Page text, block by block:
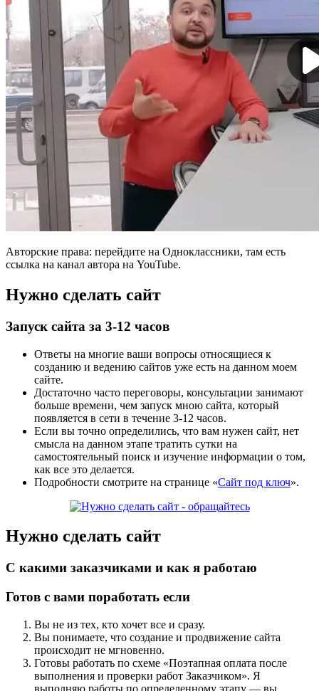
Авторские права: перейдите на Одноклассники, там есть
ссылка на канал автора на YouTube.
Нужно сделать сайт
Запуск сайта за 3-12 часов
Ответы на многие ваши вопросы относящиеся к
созданию и ведению сайтов уже есть на данном моем
сайте.
Достаточно часто переговоры, консультации занимают
больше времени, чем запуск мною сайта, который
появляется в сети в течение 3-12 часов.
Если вы точно определились, что вам нужен сайт, нет
смысла на данном этапе тратить сутки на
самостоятельный поиск и изучение информации о том,
как все это делается.
Подробности смотрите на странице «Сайт под ключ».
Нужно сделать сайт
С какими заказчиками и как я работаю
Готов с вами поработать если
Вы не из тех, кто хочет все и сразу.
Вы понимаете, что создание и продвижение сайта
происходит не мгновенно.
Готовы работать по схеме «Поэтапная оплата после
выполнения и проверки работ Заказчиком». Я
выполняю работы по определенному этапу — вы